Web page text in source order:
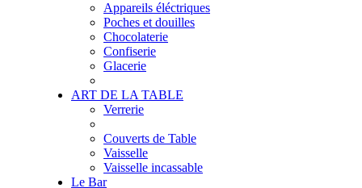
Appareils éléctriques
Poches et douilles
Chocolaterie
Confiserie
Glacerie
ART DE LA TABLE
Verrerie
Couverts de Table
Vaisselle
Vaisselle incassable
Le Bar